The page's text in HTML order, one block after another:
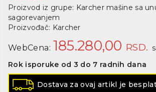
Proizvod iz grupe: Karcher mašine sa
sagorevanjem
Proizvođač: Karcher
WebCena: 185.280,00 RSD.
Rok isporuke od 3 do 7 radnih dana
Dostava za ovaj artikl je